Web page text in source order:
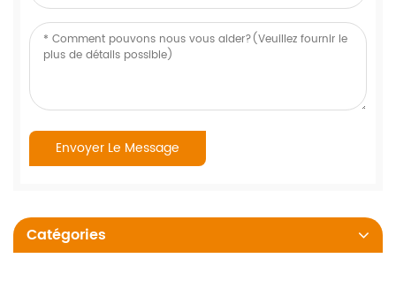
Catégories